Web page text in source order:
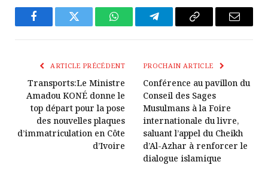
FacebookTwitter WhatsAppTélégrammeCopier
Lien
E-
ARTICLE PRÉCÉDENT
Transports:Le Ministre
Amadou KONÉ donne le
top départ pour la pose
des nouvelles plaques
d’immatriculation en Côte
d’Ivoire
PROCHAIN ARTICLE
Conférence au pavillon du
Conseil des Sages
Musulmans à la Foire
internationale du livre,
saluant l’appel du Cheikh
d’Al-Azhar à renforcer le
dialogue islamique